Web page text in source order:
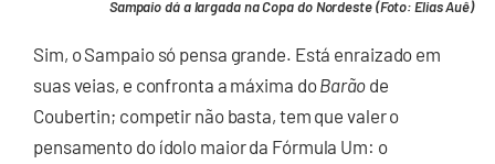
Sampaio dá a largada na Copa do Nordeste (Foto: Elias Auê)
Sim, o Sampaio só pensa grande. Está enraizado em
suas veias, e confronta a máxima doBarãode
Coubertin; competir não basta, tem que valer o
pensamento do ídolo maior da Fórmula Um: o